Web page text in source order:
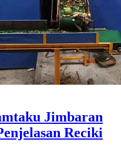
Jimbaran
Reciki